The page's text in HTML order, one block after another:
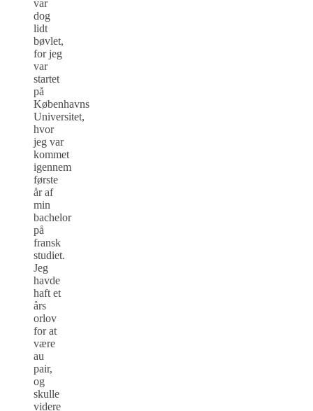
var
dog
lidt
bøvlet,
for jeg
var
startet
på
Københavns
Universitet,
hvor
jeg var
kommet
igennem
første
år af
min
bachelor
på
fransk
studiet.
Jeg
havde
haft et
års
orlov
for at
være
au
pair,
og
skulle
videre